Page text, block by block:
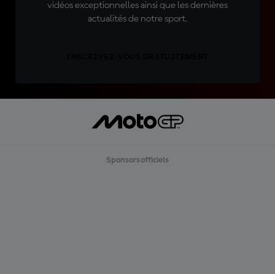
vidéos exceptionnelles ainsi que les dernières
actualités de notre sport.
Sponsors officiels